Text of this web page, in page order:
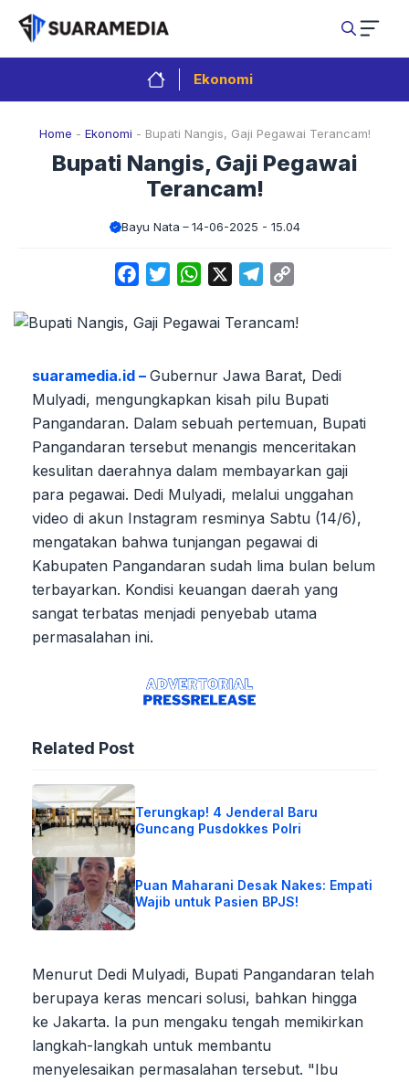
Langsung
isi
Ekonomi
Home - Ekonomi - Bupati Nangis, Gaji Pegawai Terancam!
Bupati Nangis, Gaji Pegawai
Terancam!
Bayu Nata 14-06-2025 - 15.04
FacebookTwitterWhatsApp Telegram
suaramedia.id – Gubernur Jawa Barat, Dedi
Mulyadi, mengungkapkan kisah pilu Bupati
Pangandaran. Dalam sebuah pertemuan, Bupati
Pangandaran tersebut menangis menceritakan
kesulitan daerahnya dalam membayarkan gaji
para pegawai. Dedi Mulyadi, melalui unggahan
video di akun Instagram resminya Sabtu (14/6),
mengatakan bahwa tunjangan pegawai di
Kabupaten Pangandaran sudah lima bulan belum
terbayarkan. Kondisi keuangan daerah yang
sangat terbatas menjadi penyebab utama
permasalahan ini.
Related Post
Terungkap! 4 Jenderal Baru
Guncang Pusdokkes Polri
Puan Maharani Desak Nakes: Empati
Wajib untuk Pasien BPJS!
Menurut Dedi Mulyadi, Bupati Pangandaran telah
berupaya keras mencari solusi, bahkan hingga
ke Jakarta. Ia pun mengaku tengah memikirkan
langkah-langkah untuk membantu
menyelesaikan permasalahan tersebut. "Ibu